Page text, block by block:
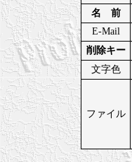
名 前
E-Mail
削除キー
文字色
ファイル